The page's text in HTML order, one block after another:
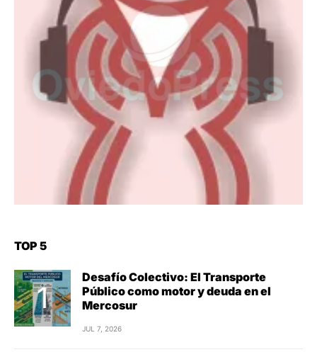
TOP 5
Desafío Colectivo: El Transporte
Público como motor y deuda en el
Mercosur
JUL 7, 2026